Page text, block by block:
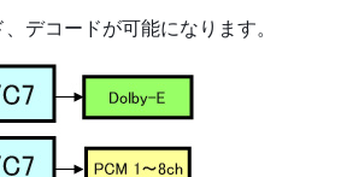
デコードが可能になります。